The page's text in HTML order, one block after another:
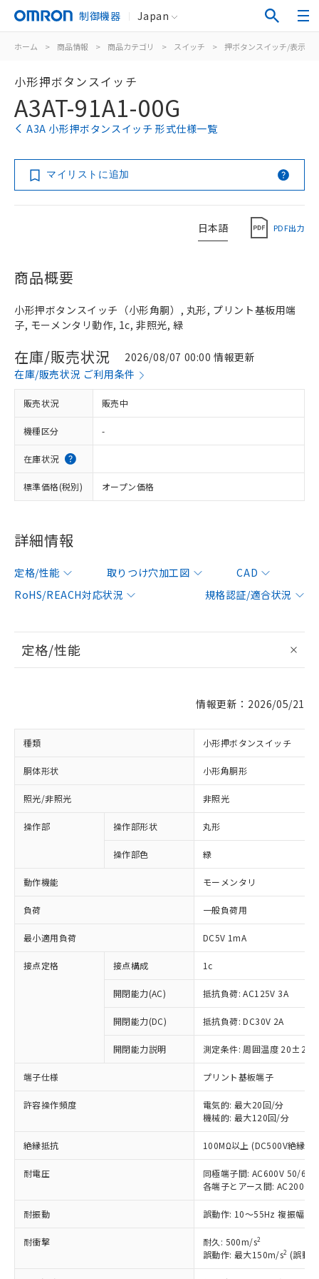
制御機器 Japan
ホーム > 商品情報 > 商品カテゴリ > スイッチ > 押ボタンスイッチ/表示灯
小形押ボタンスイッチ
A3AT-91A1-00G
A3A 小形押ボタンスイッチ 形式仕様一覧
マイリストに追加
日本語 PDF出力
商品概要
小形押ボタンスイッチ（小形角胴）, 丸形, プリント基板用端
子, モーメンタリ動作, 1c, 非照光, 緑
在庫/販売状況
2026/08/07 00:00 情報更新
在庫/販売状況 ご利用条件
販売状況 販売中
機種区分 -
在庫状況
標準価格(税別) オープン価格
詳細情報
定格/性能 取りつけ穴加工図
CAD
RoHS/REACH対応状況
規格認証/適合状況
定格/性能
情報更新：2026/05/21
種類 小形押ボタンスイッチ
胴体形状 小形角胴形
照光/非照光 非照光
操作部 操作部形状 丸形
操作部色 緑
動作機能 モーメンタリ
負荷 一般負荷用
最小適用負荷 DC5V 1mA
接点定格 接点構成 1c
開閉能力(AC) 抵抗負荷: AC125V 3A
開閉能力(DC) 抵抗負荷: DC30V 2A
開閉能力説明 測定条件: 周囲温度 20±2℃
端子仕様 プリント基板端子
許容操作頻度
電気的: 最大20回/分
機械的: 最大120回/分
絶縁抵抗 100MΩ以上 (DC500V絶縁抵
耐電圧
同極端子間: AC600V 50/
各端子とアース間:
耐振動 誤動作: 10～55Hz 複振幅
耐衝撃 耐久: 500m/s2
誤動作: 最大150m/s2 (誤動
以下の条件をお読みいただき、同意のうえ
対応済み：EU RoHS指令（10物質）の
非含有に対応した製品が提供可能な商品で
対応予定：EU RoHS指令（10物質）の非含
有に対応した製品に切り替える予定のある
対応予定なし：EU RoHS指令（10物質）の
非含有に非対応の商品で、対応品を出す予